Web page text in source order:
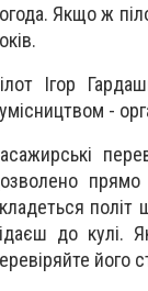
Якщо ж
Ігор
-
прямо
політ
до кулі.
його